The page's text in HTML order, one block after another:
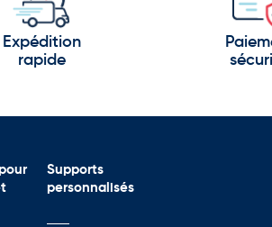
:
Expédition
rapide
Supports
personnalisés